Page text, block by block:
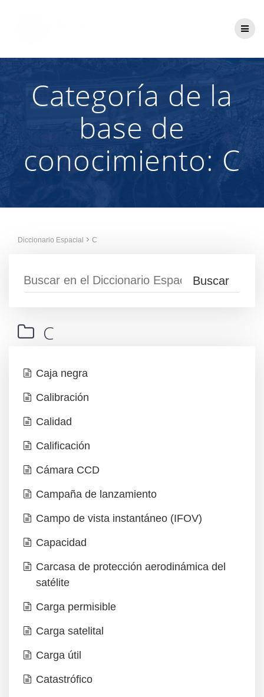
Categoría de la
base de
conocimiento: C
Diccionario Espacial C
C
Caja negra
Calibración
Calidad
Calificación
Cámara CCD
Campaña de lanzamiento
Campo de vista instantáneo (IFOV)
Capacidad
Carcasa de protección aerodinámica del
satélite
Carga permisible
Carga satelital
Carga útil
Catastrófico